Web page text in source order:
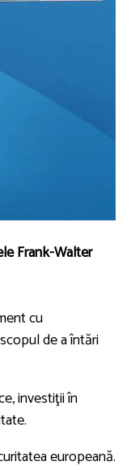
Frank-Walter
cu
de a întări
investiţii în
europeană.